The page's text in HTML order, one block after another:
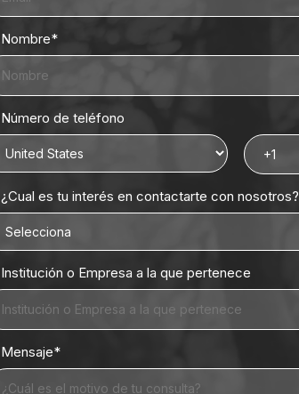
Nombre*
Número de teléfono
¿Cual es tu interés en contactarte con nosotros?
Institución o Empresa a la que pertenece
Mensaje*